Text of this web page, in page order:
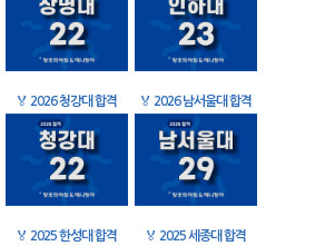
🏅 2026 청강대 합격 🏅 2026 남서울대 합격
🏅 2025 한성대 합격 🏅 2025 세종대 합격